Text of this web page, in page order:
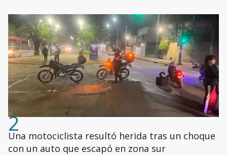
2
Una motociclista resultó herida tras un choque
con un auto que escapó en zona sur